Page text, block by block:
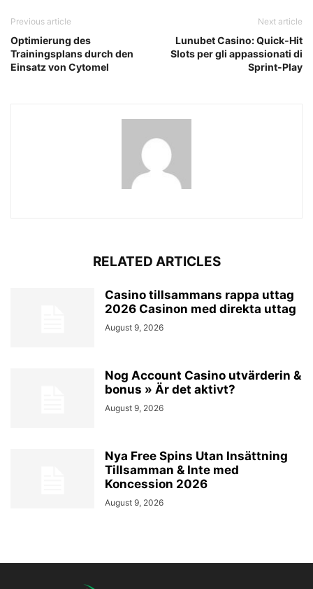
Previous article
Optimierung des
Trainingsplans durch den
Einsatz von Cytomel
Next article
Lunubet Casino: Quick‑Hit
Slots per gli appassionati di
Sprint‑Play
RELATED ARTICLES
Casino tillsammans rappa uttag
2026 Casinon med direkta uttag
August 9, 2026
Nog Account Casino utvärderin &
bonus » Är det aktivt?
August 9, 2026
Nya Free Spins Utan Insättning
Tillsamman & Inte med
Koncession 2026
August 9, 2026